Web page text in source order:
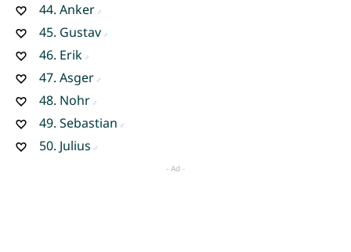
44. Anker
45. Gustav
46. Erik
47. Asger
48. Nohr
49. Sebastian
50. Julius